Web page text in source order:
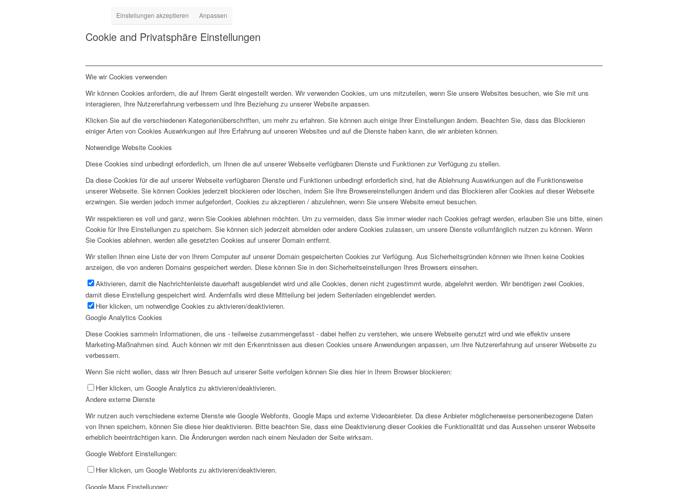
Einstellungen akzeptieren Anpassen
Cookie and Privatsphäre Einstellungen
Wie wir Cookies verwenden
Wir können Cookies anfordern, die auf Ihrem Gerät eingestellt werden. Wir verwenden Cookies, um uns mitzuteilen, wenn Sie unsere Websites besuchen, wie Sie mit uns
interagieren, Ihre Nutzererfahrung verbessern und Ihre Beziehung zu unserer Website anpassen.
Klicken Sie auf die verschiedenen Kategorienüberschriften, um mehr zu erfahren. Sie können auch einige Ihrer Einstellungen ändern. Beachten Sie, dass das Blockieren
einiger Arten von Cookies Auswirkungen auf Ihre Erfahrung auf unseren Websites und auf die Dienste haben kann, die wir anbieten können.
Notwendige Website Cookies
Diese Cookies sind unbedingt erforderlich, um Ihnen die auf unserer Webseite verfügbaren Dienste und Funktionen zur Verfügung zu stellen.
Da diese Cookies für die auf unserer Webseite verfügbaren Dienste und Funktionen unbedingt erforderlich sind, hat die Ablehnung Auswirkungen auf die Funktionsweise
unserer Webseite. Sie können Cookies jederzeit blockieren oder löschen, indem Sie Ihre Browsereinstellungen ändern und das Blockieren aller Cookies auf dieser Webseite
erzwingen. Sie werden jedoch immer aufgefordert, Cookies zu akzeptieren / abzulehnen, wenn Sie unsere Website erneut besuchen.
Wir respektieren es voll und ganz, wenn Sie Cookies ablehnen möchten. Um zu vermeiden, dass Sie immer wieder nach Cookies gefragt werden, erlauben Sie uns bitte, einen
Cookie für Ihre Einstellungen zu speichern. Sie können sich jederzeit abmelden oder andere Cookies zulassen, um unsere Dienste vollumfänglich nutzen zu können. Wenn
Sie Cookies ablehnen, werden alle gesetzten Cookies auf unserer Domain entfernt.
Wir stellen Ihnen eine Liste der von Ihrem Computer auf unserer Domain gespeicherten Cookies zur Verfügung. Aus Sicherheitsgründen können wie Ihnen keine Cookies
anzeigen, die von anderen Domains gespeichert werden. Diese können Sie in den Sicherheitseinstellungen Ihres Browsers einsehen.
Aktivieren, damit die Nachrichtenleiste dauerhaft ausgeblendet wird und alle Cookies, denen nicht zugestimmt wurde, abgelehnt werden. Wir benötigen zwei Cookies,
damit diese Einstellung gespeichert wird. Andernfalls wird diese Mitteilung bei jedem Seitenladen eingeblendet werden.
Hier klicken, um notwendige Cookies zu aktivieren/deaktivieren.
Google Analytics Cookies
Diese Cookies sammeln Informationen, die uns - teilweise zusammengefasst - dabei helfen zu verstehen, wie unsere Webseite genutzt wird und wie effektiv unsere
Marketing-Maßnahmen sind. Auch können wir mit den Erkenntnissen aus diesen Cookies unsere Anwendungen anpassen, um Ihre Nutzererfahrung auf unserer Webseite zu
verbessern.
Wenn Sie nicht wollen, dass wir Ihren Besuch auf unserer Seite verfolgen können Sie dies hier in Ihrem Browser blockieren:
Hier klicken, um Google Analytics zu aktivieren/deaktivieren.
Andere externe Dienste
Wir nutzen auch verschiedene externe Dienste wie Google Webfonts, Google Maps und externe Videoanbieter. Da diese Anbieter möglicherweise personenbezogene Daten
von Ihnen speichern, können Sie diese hier deaktivieren. Bitte beachten Sie, dass eine Deaktivierung dieser Cookies die Funktionalität und das Aussehen unserer Webseite
erheblich beeinträchtigen kann. Die Änderungen werden nach einem Neuladen der Seite wirksam.
Google Webfont Einstellungen:
Hier klicken, um Google Webfonts zu aktivieren/deaktivieren.
Google Maps Einstellungen: